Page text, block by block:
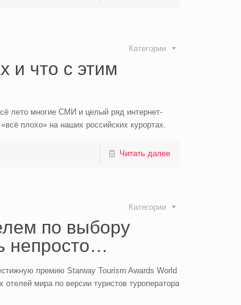
Категории
и что с этим
лето многие СМИ и целый ряд интернет-
плохо» на наших российских курортах.
Читать далее
Категории
по выбору
непросто…
премию Starway Tourism Awards World
мира по версии туристов туроператора